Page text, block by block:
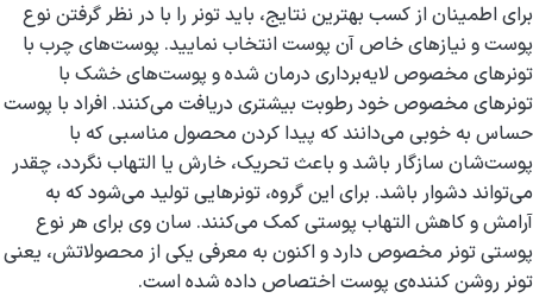
برای اطمینان از کسب بهترین نتایج، باید تونر را با در نظر گرفتن نوع
پوست و نیازهای خاص آن پوست انتخاب نمایید. پوست‌های چرب با
تونرهای مخصوص لایه‌برداری درمان شده و پوست‌های خشک با
تونرهای مخصوص خود رطوبت بیشتری دریافت می‌کنند. افراد با پوست
حساس به خوبی می‌دانند که پیدا کردن محصول مناسبی که با
پوست‌شان سازگار باشد و باعث تحریک، خارش یا التهاب نگردد، چقدر
می‌تواند دشوار باشد. برای این گروه، تونرهایی تولید می‌شود که به
آرامش و کاهش التهاب پوستی کمک می‌کنند. سان وی برای هر نوع
پوستی تونر مخصوص دارد و اکنون به معرفی یکی از محصولاتش، یعنی
تونر روشن کننده‌ی پوست اختصاص داده شده است.